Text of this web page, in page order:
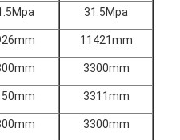
31.5Mpa
11421mm
3300mm
3311mm
3300mm